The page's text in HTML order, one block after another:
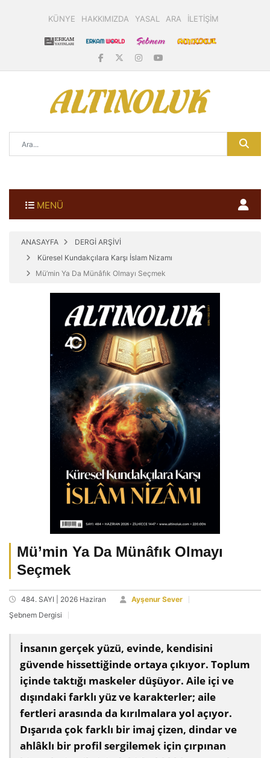
KÜNYE HAKKIMIZDA YASAL ARA İLETİŞİM
MENÜ
ANASAYFA
DERGİ ARŞİVİ
Küresel Kundakçılara Karşı İslam Nizamı
Mü’min Ya Da Münâfık Olmayı Seçmek
Mü’min Ya Da Münâfık Olmayı
Seçmek
484. SAYI | 2026 Haziran
Ayşenur Sever
Şebnem Dergisi
İnsanın gerçek yüzü, evinde, kendisini
güvende hissettiğinde ortaya çıkıyor. Toplum
içinde taktığı maskeler düşüyor. Aile içi ve
dışındaki farklı yüz ve karakterler; aile
fertleri arasında da kırılmalara yol açıyor.
Dışarıda çok farklı bir imaj çizen, dindar ve
ahlâklı bir profil sergilemek için çırpınan